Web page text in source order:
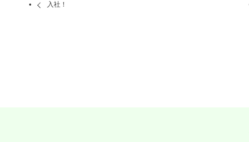
入社！